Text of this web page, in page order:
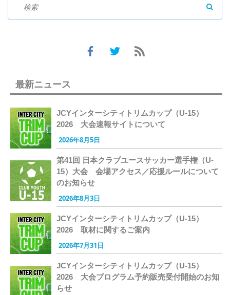
最新ニュース
JCYインターシティトリムカップ（U-15）
2026 大会速報サイトについて
2026年8月5日
第41回 日本クラブユースサッカー選手権（U-
15）大会 会場アクセス／応援ルールについて
のお知らせ
2026年8月3日
JCYインターシティトリムカップ（U-15）
2026 取材に関するご案内
2026年7月31日
JCYインターシティトリムカップ（U-15）
2026 大会プログラム予約販売受付開始のお知
らせ